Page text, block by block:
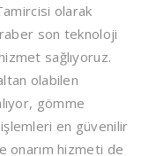
olarak
son teknoloji
sağlıyoruz.
olabilen
gömme
en güvenilir
onarım hizmeti de